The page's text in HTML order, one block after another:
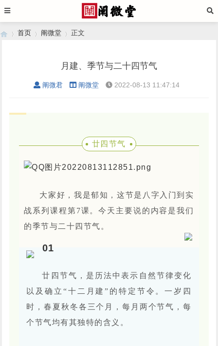
首页 阐微堂 正文
月建、季节与二十四节气
阐微君 阐微堂 2022-08-13 11:47:14
廿四节气
大家好，我是郁知，这节是八字入门到实
战系列课程第7课。今天主要说的内容是我们
的季节与二十四节气。
01
廿四节气，是历法中表示自然节律变化
以及确立“十二月建”的特定节令。一岁四
时，春夏秋冬各三个月，每月两个节气，每
个节气均有其独特的含义。